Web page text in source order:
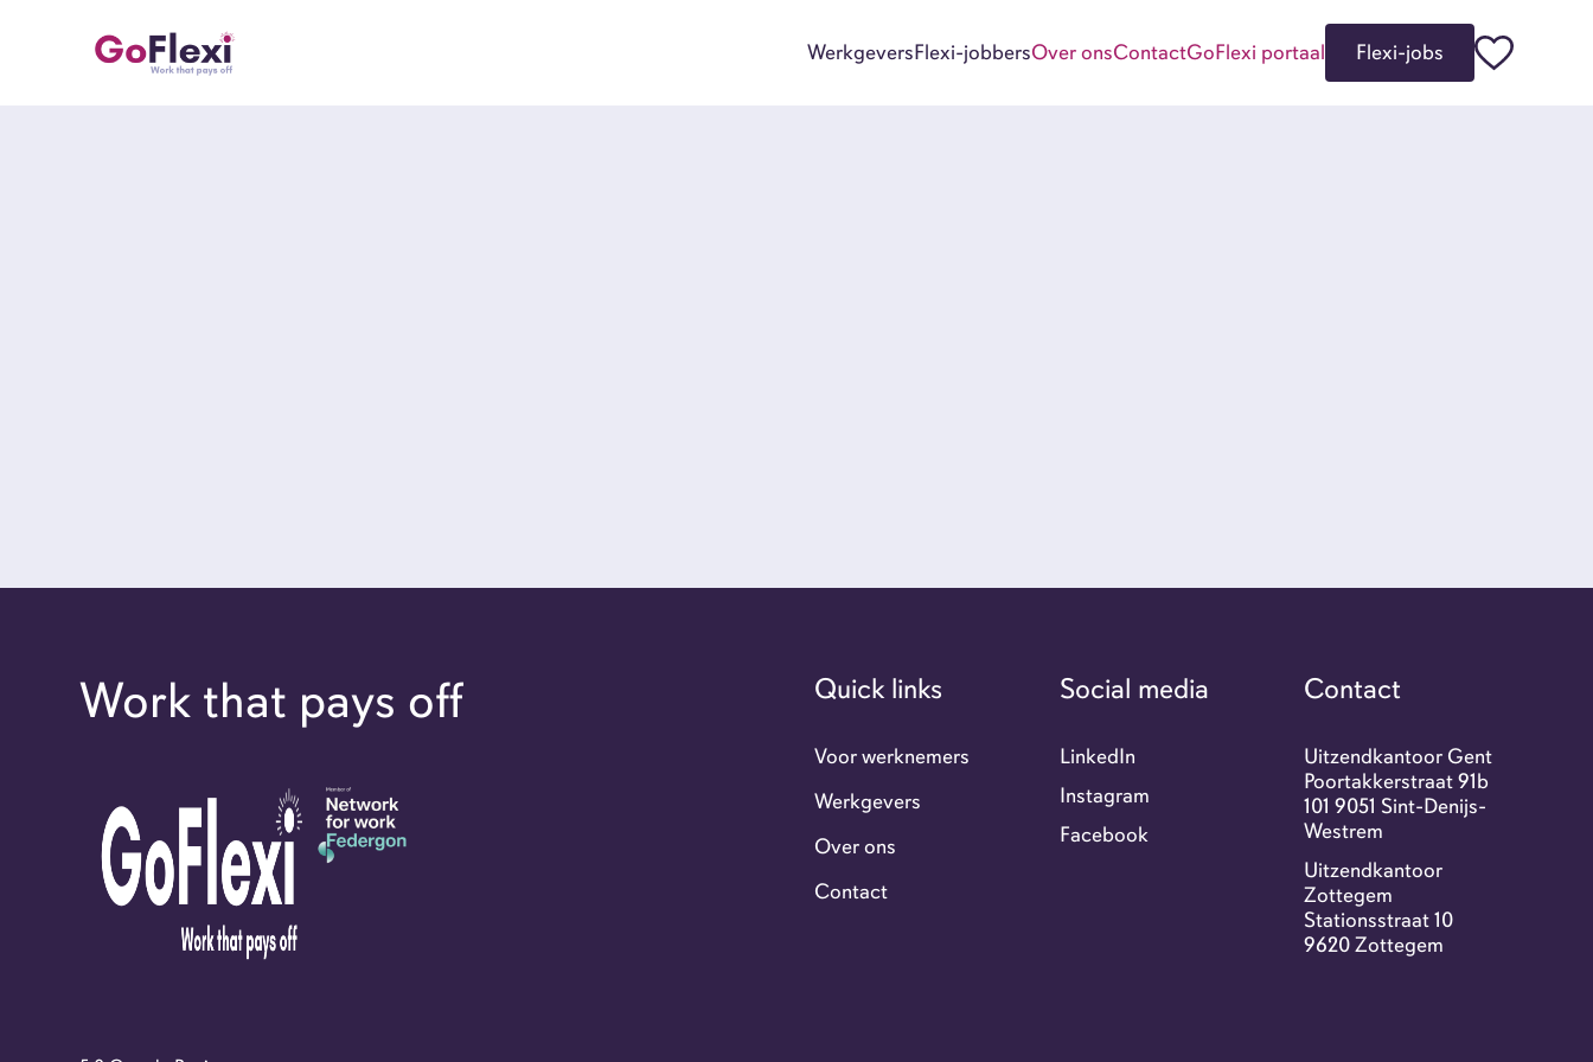
WerkgeversFlexi-jobbersOver onsContactGoFlexi portaal Flexi-jobs
GoFlexi portaal
Flexi-jobs
Work that pays off Quick links
Voor werknemers
Werkgevers
Over ons
Contact
Social media
LinkedIn
Instagram
Facebook
Contact
Uitzendkantoor Gent
Poortakkerstraat 91b
101 9051 Sint-Denijs-
Westrem
Uitzendkantoor
Zottegem
Stationsstraat 10
9620 Zottegem